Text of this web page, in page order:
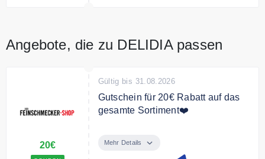
Angebote, die zu DELIDIA passen
20€
Gültig bis 31.08.2026
Gutschein für 20€ Rabatt auf das
gesamte Sortiment❤️
auf das gesamte Sortiment.
Mehr Details